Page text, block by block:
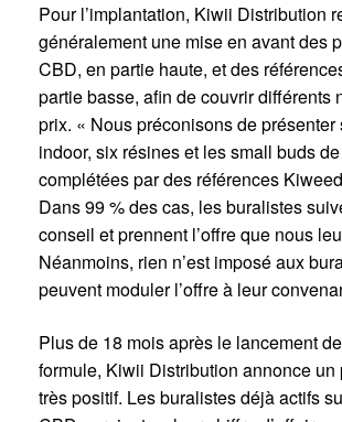
Pour l’implantation, Kiwii Distribution
généralement une mise en avant des
CBD, en partie haute, et des
partie basse, afin de couvrir différents
prix. « Nous préconisons de présenter
indoor, six résines et les small buds
complétées par des références
Dans 99 % des cas, les buralistes
conseil et prennent l’offre que nous
Néanmoins, rien n’est imposé aux
peuvent moduler l’offre à leur
Plus de 18 mois après le lancement
formule, Kiwii Distribution annonce un
très positif. Les buralistes déjà actifs